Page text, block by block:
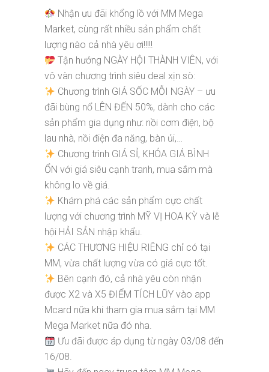
Nhận ưu đãi khổng lồ với MM Mega
Market, cùng rất nhiều sản phẩm chất
lượng nào cả nhà yêu ơi!!!!!
Tận hưởng NGÀY HỘI THÀNH VIÊN, với
vô vàn chương trình siêu deal xịn sò:
Chương trình GIÁ SỐC MỖI NGÀY – ưu
đãi bùng nổ LÊN ĐẾN 50%, dành cho các
sản phẩm gia dụng như: nồi cơm điện, bộ
lau nhà, nồi điện đa năng, bàn ủi,…
Chương trình GIÁ SỈ, KHÓA GIÁ BÌNH
ỔN với giá siêu cạnh tranh, mua sắm mà
không lo về giá.
Khám phá các sản phẩm cực chất
lượng với chương trình MỸ VỊ HOA KỲ và lễ
hội HẢI SẢN nhập khẩu.
CÁC THƯƠNG HIỆU RIÊNG chỉ có tại
MM, vừa chất lượng vừa có giá cực tốt.
Bên cạnh đó, cả nhà yêu còn nhận
được X2 và X5 ĐIỂM TÍCH LŨY vào app
Mcard nữa khi tham gia mua sắm tại MM
Mega Market nữa đó nha.
Ưu đãi được áp dụng từ ngày 03/08 đến
16/08.